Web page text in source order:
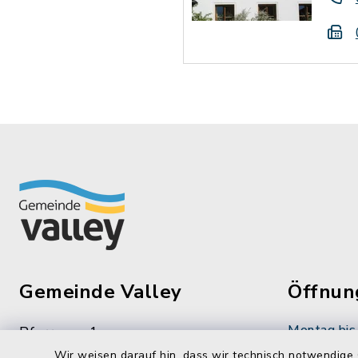
Gemeinde Valley
Pfarrweg 1
Montag